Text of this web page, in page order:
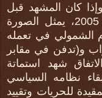
كان المشهد قبل
التوقيع على إتفاقية السلام الشامل 2005، يمثل الصورة
الشمولي في تعمله
و(تدفن في مقابر
شهد استماتة
نظامه السياسي
للحريات وتقييد